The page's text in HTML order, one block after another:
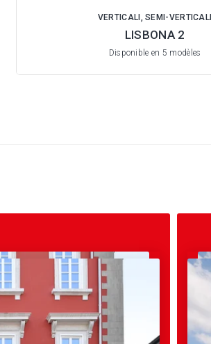
VERTICALI, SEMI-VERTICALI
LISBONA 2
Disponible en 5 modèles